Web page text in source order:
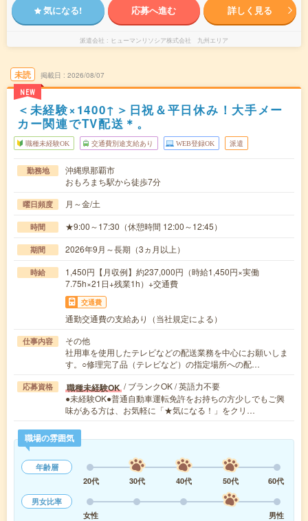
気になる! 応募へ進む 詳しく見る
派遣会社 ヒューマンリソシア株式会社 九州エリア
未読
NEW
掲載日 2026/08/07
＜未経験×1400↑＞日祝＆平日休み！大手メー
カー関連でTV配送＊。
職種未経験OK 交通費別途支給あり WEB登録OK 派遣
勤務地
沖縄県那覇市
おもろまち駅から徒歩7分
曜日頻度 月～金/土
時間 ★9:00～17:30（休憩時間 12:00～12:45）
期間 2026年9月～長期（3ヵ月以上）
時給
1,450円【月収例】約237,000円（時給1,450円×実働
7.75h×21日+残業1h）+交通費
交通費
通勤交通費の支給あり（当社規定による）
仕事内容
その他
社用車を使用したテレビなどの配送業務を中心にお願いしま
す。○修理完了品（テレビなど）の指定場所への配…
応募資格 職種未経験OK / ブランクOK / 英語力不要
●未経験OK●普通自動車運転免許をお持ちの方少しでもご興
味がある方は、お気軽に「★気になる！」をクリ…
職場の雰囲気
年齢層
20代
30代 40代 50代
60代
男女比率
女性
男性